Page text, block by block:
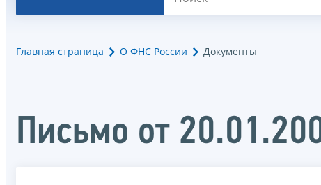
Главная страница О ФНС России Документы
Письмо от